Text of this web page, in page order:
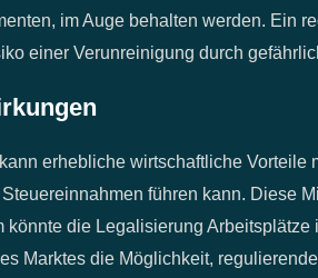
im Auge behalten werden. Ein
einer Verunreinigung durch
erhebliche wirtschaftliche
führen kann. Diese
die Legalisierung
Marktes die Möglichkeit,